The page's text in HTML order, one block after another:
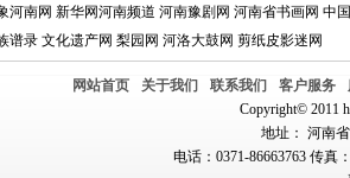
河南网 新华网河南频道 河南豫剧网 河南省书画网 中
谱录 文化遗产网 梨园网 河洛大鼓网 剪纸皮影迷网
网站首页 关于我们 联系我们 客户服务
Copyright© 2011
地址： 河南
电话：0371-86663763 传真